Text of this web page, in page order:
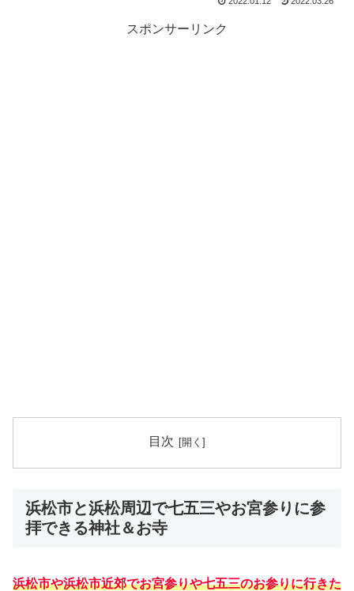
スポンサーリンク
目次
浜松市と浜松周辺で七五三やお宮参りに参
拝できる神社＆お寺
浜松市や浜松市近郊でお宮参りや七五三のお参りに行きた